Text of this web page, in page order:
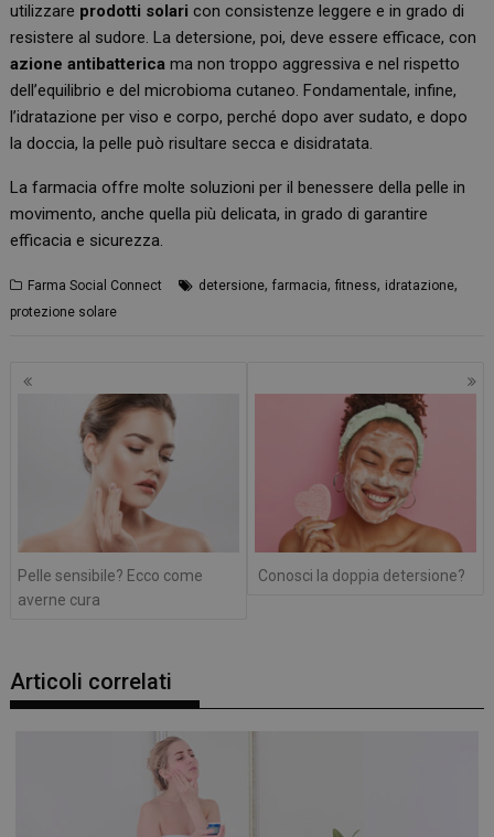
utilizzare prodotti solari con consistenze leggere e in grado di
resistere al sudore. La detersione, poi, deve essere efficace, con
azione antibatterica ma non troppo aggressiva e nel rispetto
dell’equilibrio e del microbioma cutaneo. Fondamentale, infine,
l’idratazione per viso e corpo, perché dopo aver sudato, e dopo
la doccia, la pelle può risultare secca e disidratata.
La farmacia offre molte soluzioni per il benessere della pelle in
movimento, anche quella più delicata, in grado di garantire
efficacia e sicurezza.
Farma Social Connect detersione,farmacia,fitness, idratazione,
protezione solare
Navigazione
articoli
Pelle sensibile? Ecco come
averne cura
Conosci la doppia detersione?
Articoli correlati